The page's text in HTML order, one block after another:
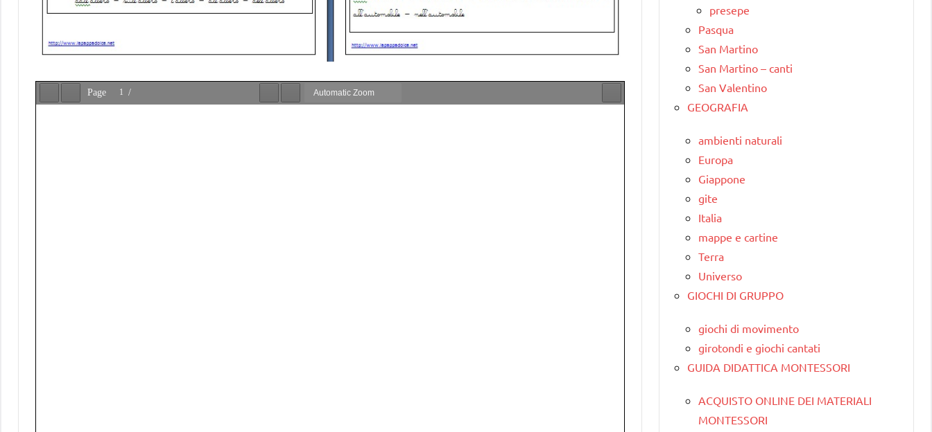
presepe
Pasqua
San Martino
San Martino – canti
San Valentino
GEOGRAFIA
ambienti naturali
Europa
Giappone
gite
Italia
mappe e cartine
Terra
Universo
GIOCHI DI GRUPPO
giochi di movimento
girotondi e giochi cantati
GUIDA DIDATTICA MONTESSORI
ACQUISTO ONLINE DEI MATERIALI
MONTESSORI